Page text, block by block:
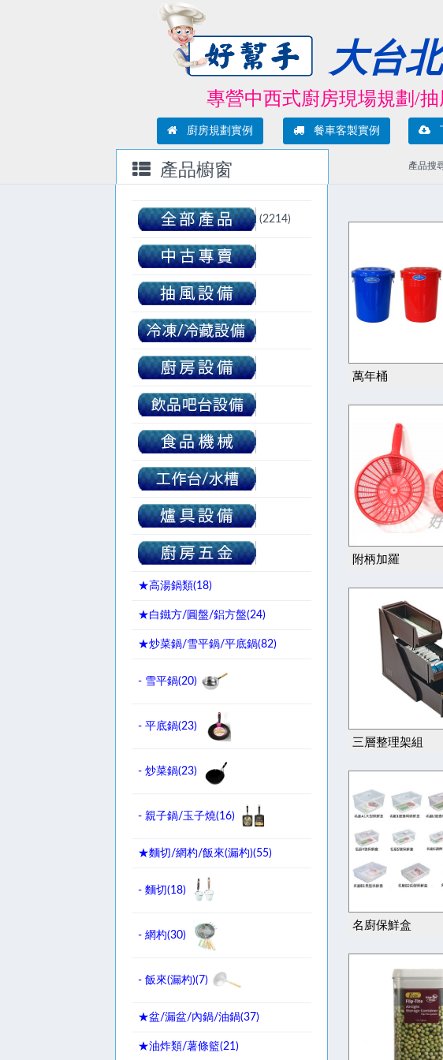
大台
專營中西式廚房現場規劃/抽風
廚房規劃實例 餐車客製實例
產品櫥窗 產品搜
(2214)
★高湯鍋類(18)
★白鐵方/圓盤/鋁方盤(24)
★炒菜鍋/雪平鍋/平底鍋(82)
- 雪平鍋(20)
- 平底鍋(23)
- 炒菜鍋(23)
- 親子鍋/玉子燒(16)
★麵切/網杓/飯來(漏杓)(55)
- 麵切(18)
- 網杓(30)
- 飯來(漏杓)( 7)
★盆/漏盆/內鍋/油鍋(37)
★油炸類/薯條籃(21)
萬年桶
附柄加羅
三層整理架組
名廚保鮮盒